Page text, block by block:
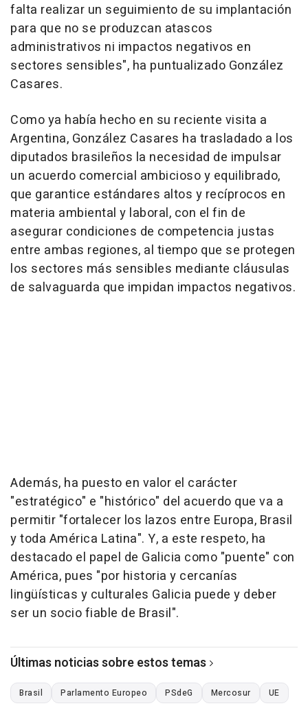
falta realizar un seguimiento de su implantación
para que no se produzcan atascos
administrativos ni impactos negativos en
sectores sensibles", ha puntualizado González
Casares.
Como ya había hecho en su reciente visita a
Argentina, González Casares ha trasladado a los
diputados brasileños la necesidad de impulsar
un acuerdo comercial ambicioso y equilibrado,
que garantice estándares altos y recíprocos en
materia ambiental y laboral, con el fin de
asegurar condiciones de competencia justas
entre ambas regiones, al tiempo que se protegen
los sectores más sensibles mediante cláusulas
de salvaguarda que impidan impactos negativos.
Además, ha puesto en valor el carácter
"estratégico" e "histórico" del acuerdo que va a
permitir "fortalecer los lazos entre Europa, Brasil
y toda América Latina". Y, a este respeto, ha
destacado el papel de Galicia como "puente" con
América, pues "por historia y cercanías
lingüísticas y culturales Galicia puede y deber
ser un socio fiable de Brasil".
Últimas noticias sobre estos temas
Brasil Parlamento Europeo PSdeG Mercosur UE